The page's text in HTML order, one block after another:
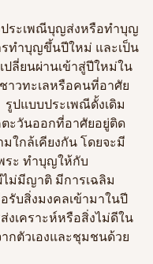
ระเพณีบุญส่งหรือทำบุญ
ทำบุญขึ้นปีใหม่ และเป็น
ปลี่ยนผ่านเข้าสู่ปีใหม่ใน
าวทะเลหรือคนที่อาศัย
รูปแบบประเพณีดั้งเดิม
ะวันออกที่อาศัยอยู่ติด
ใกล้เคียงกัน โดยจะมี
ระ ทำบุญให้กับ
ม่มีญาติ มีการเฉลิม
รับสิ่งมงคลเข้ามาในปี
งเคราะห์หรือสิ่งไม่ดีใน
กตัวเองและชุมชนด้วย